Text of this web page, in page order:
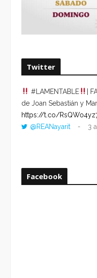
Twitter
#LAMENTABLE
|
de Joan Sebastián y
https://t.co/
@REANayarit
3
Facebook